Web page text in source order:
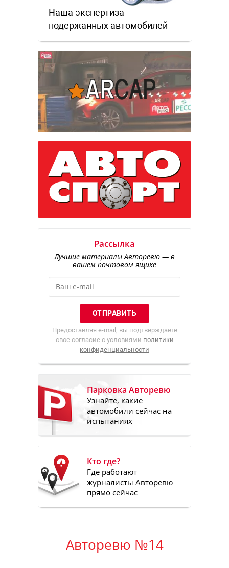
Наша экспертиза
подержанных автомобилей
Рассылка
Лучшие материалы Авторевю — в
вашем почтовом ящике
Предоставляя e-mail, вы подтверждаете
свое согласие с условиями политики
конфиденциальности
Парковка Авторевю
Узнайте, какие
автомобили сейчас на
испытаниях
Кто где?
Где работают
журналисты Авторевю
прямо сейчас
Авторевю №14